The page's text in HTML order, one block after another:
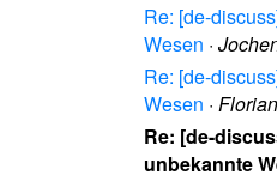
Re: [de-
Wesen ·
Re: [de-
Wesen ·
Re: [de-
unbekannte